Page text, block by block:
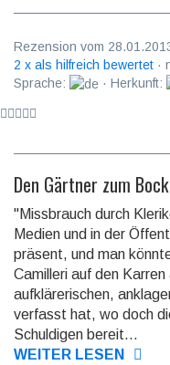
Rezension vom
2 x als hilfreich bewertet ·
Sprache:
· Herkunft:
Den Gärtner zum
"Missbrauch durch
Medien und in der
präsent, und man
Camilleri auf den
aufklärerischen,
verfasst hat, wo doch
Schuldigen bereit...
WEITER LESEN